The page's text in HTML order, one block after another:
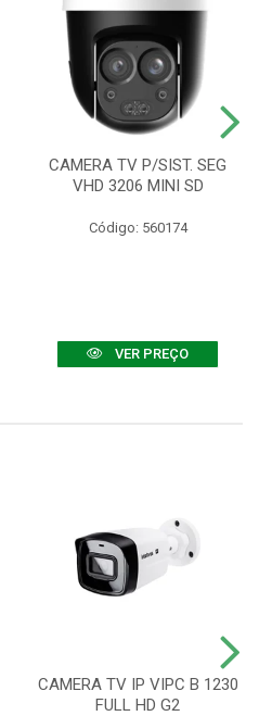
CAMERA TV P/SIST. SEG
VHD 3206 MINI SD
Código: 560174
VER PREÇO
CAMERA TV IP VIPC B 1230
FULL HD G2